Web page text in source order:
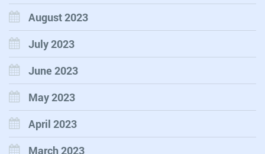
August 2023
July 2023
June 2023
May 2023
April 2023
March 2023